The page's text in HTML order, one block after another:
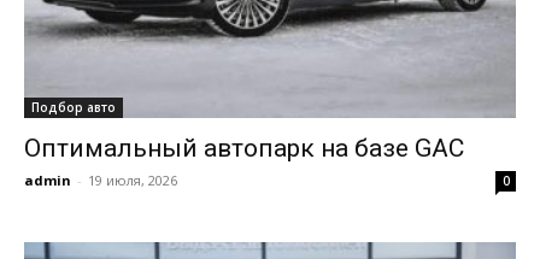
Подбор авто
Оптимальный автопарк на базе GAC
admin - 19 июля, 2026 0